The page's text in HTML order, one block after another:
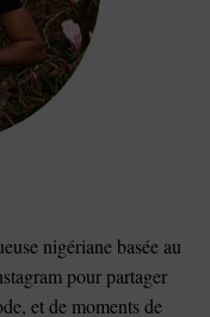
nigériane basée au
pour partager
et de moments de